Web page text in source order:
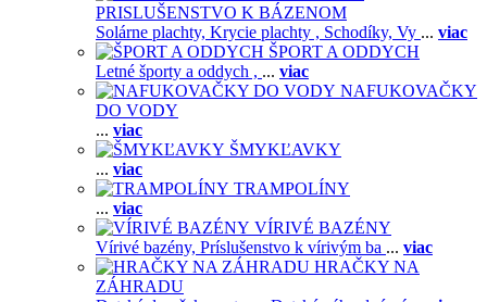
PRISLUŠENSTVO K BÁZENOM
Solárne plachty, Krycie plachty , Schodíky, Vy ... viac
ŠPORT A ODDYCH
Letné športy a oddych , ... viac
NAFUKOVAČKY
DO VODY
... viac
ŠMYKĽAVKY
... viac
TRAMPOLÍNY
... viac
VÍRIVÉ BAZÉNY
Vírivé bazény, Príslušenstvo k vírivým ba ... viac
HRAČKY NA
ZÁHRADU